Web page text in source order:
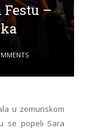
–
u zemunskom
se popeli Sara